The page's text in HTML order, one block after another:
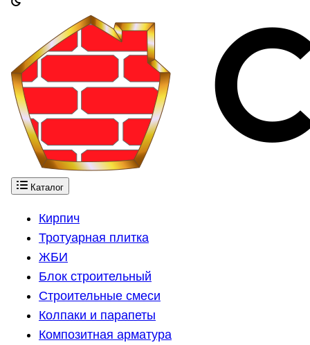
Каталог
Кирпич
Тротуарная плитка
ЖБИ
Блок строительный
Строительные смеси
Колпаки и парапеты
Композитная арматура